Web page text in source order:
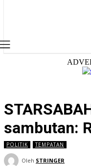
sambutan:
POLITIK TEMPATAN
Oleh STRINGER